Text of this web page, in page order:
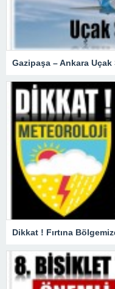
Gazipaşa – Ankara Uçak
Dikkat ! Fırtına